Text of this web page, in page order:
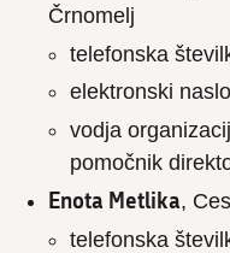
Črnomelj
telefonska
elektronski
vodja
pomočnik
Enota Metlika,
telefonska